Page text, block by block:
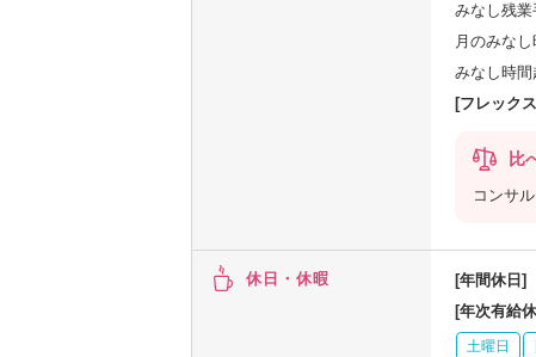
みなし残業
月のみな
みなし時間
[フレック
比
コンサ
休日・休暇 [年間休日]
[年次有給
土曜日